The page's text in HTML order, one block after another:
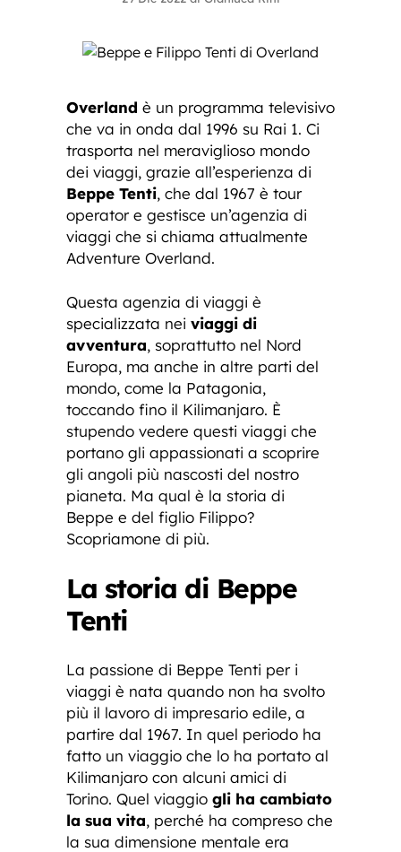
Overland è un programma televisivo
che va in onda dal 1996 su Rai 1. Ci
trasporta nel meraviglioso mondo
dei viaggi, grazie all’esperienza di
Beppe Tenti, che dal 1967 è tour
operator e gestisce un’agenzia di
viaggi che si chiama attualmente
Adventure Overland.
Questa agenzia di viaggi è
specializzata nei viaggi di
avventura, soprattutto nel Nord
Europa, ma anche in altre parti del
mondo, come la Patagonia,
toccando fino il Kilimanjaro. È
stupendo vedere questi viaggi che
portano gli appassionati a scoprire
gli angoli più nascosti del nostro
pianeta. Ma qual è la storia di
Beppe e del figlio Filippo?
Scopriamone di più.
La storia di Beppe
Tenti
La passione di Beppe Tenti per i
viaggi è nata quando non ha svolto
più il lavoro di impresario edile, a
partire dal 1967. In quel periodo ha
fatto un viaggio che lo ha portato al
Kilimanjaro con alcuni amici di
Torino. Quel viaggio gli ha cambiato
la sua vita, perché ha compreso che
la sua dimensione mentale era